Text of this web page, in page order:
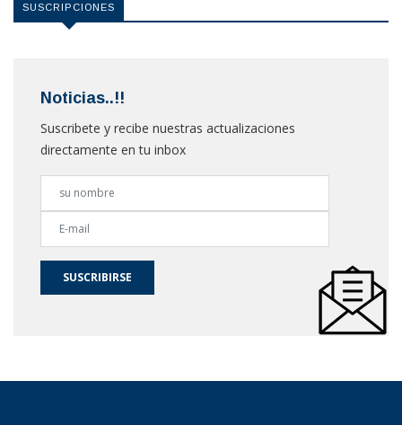
SUSCRIPCIONES
Noticias..!!
Suscribete y recibe nuestras actualizaciones
directamente en tu inbox
SUSCRIBIRSE